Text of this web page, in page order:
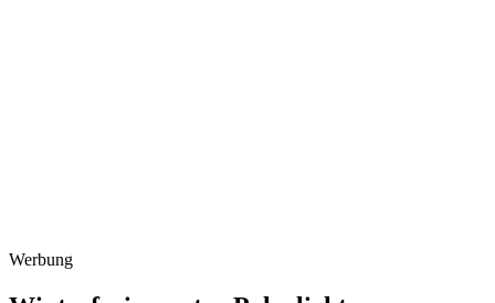
Werbung